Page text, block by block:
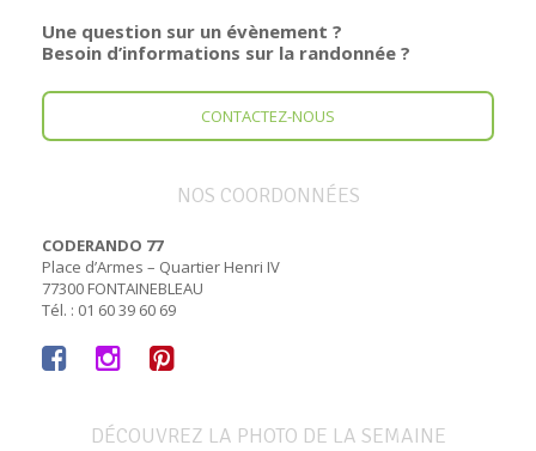
Une question sur un évènement ?
Besoin d’informations sur la randonnée ?
CONTACTEZ-NOUS
NOS COORDONNÉES
CODERANDO 77
Place d’Armes – Quartier Henri IV
77300 FONTAINEBLEAU
Tél. : 01 60 39 60 69
DÉCOUVREZ LA PHOTO DE LA SEMAINE